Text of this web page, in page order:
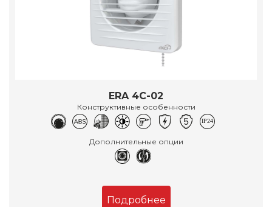
ERA 4C-02
Конструктивные особенности
Дополнительные опции
Подробнее